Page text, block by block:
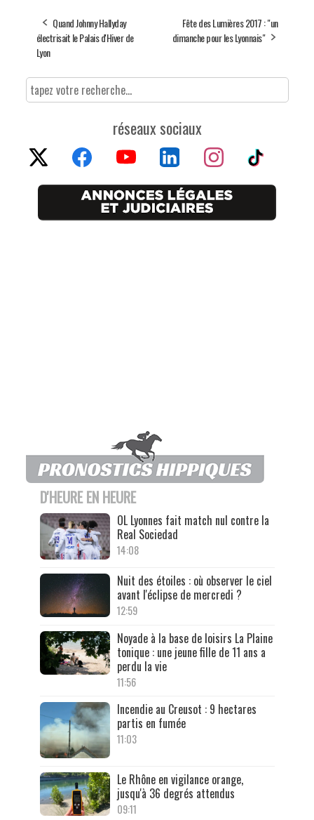
Quand Johnny Hallyday
électrisait le Palais d'Hiver de
Lyon
Fête des Lumières 2017 : "un
dimanche pour les Lyonnais"
réseaux sociaux
D'HEURE EN HEURE
OL Lyonnes fait match nul contre la
Real Sociedad
14:08
Nuit des étoiles : où observer le ciel
avant l'éclipse de mercredi ?
12:59
Noyade à la base de loisirs La Plaine
tonique : une jeune fille de 11 ans a
perdu la vie
11:56
Incendie au Creusot : 9 hectares
partis en fumée
11:03
Le Rhône en vigilance orange,
jusqu'à 36 degrés attendus
09:11